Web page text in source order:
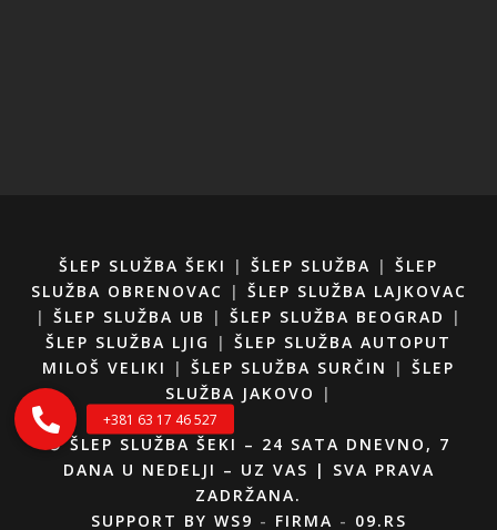
ŠLEP SLUŽBA ŠEKI | ŠLEP SLUŽBA | ŠLEP
SLUŽBA OBRENOVAC | ŠLEP SLUŽBA LAJKOVAC
| ŠLEP SLUŽBA UB | ŠLEP SLUŽBA BEOGRAD
|
ŠLEP SLUŽBA LJIG
| ŠLEP SLUŽBA AUTOPUT
MILOŠ VELIKI
| ŠLEP SLUŽBA SURČIN | ŠLEP
SLUŽBA JAKOVO
|
© ŠLEP SLUŽBA ŠEKI – 24 SATA DNEVNO, 7
DANA U NEDELJI – UZ VAS | SVA PRAVA
ZADRŽANA.
SUPPORT BY WS9 - FIRMA - 09.RS